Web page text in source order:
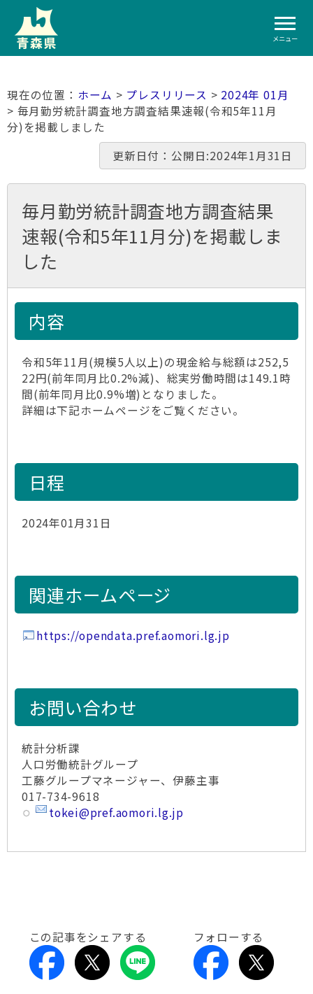
メニュー
ホーム > プレスリリース > 2024年 01月
> 毎月勤労統計調査地方調査結果速報(令和5年11月
分)を掲載しました
更新日付：公開日:2024年1月31日
毎月勤労統計調査地方調査結果
速報(令和5年11月分)を掲載しま
した
内容
令和5年11月(規模5人以上)の現金給与総額は252,5
22円(前年同月比0.2%減)、総実労働時間は149.1時
間(前年同月比0.9%増)となりました。
詳細は下記ホームページをご覧ください。
日程
2024年01月31日
関連ホームページ
https://opendata.pref.aomori.lg.jp
お問い合わせ
統計分析課
人口労働統計グループ
工藤グループマネージャー、伊藤主事
017-734-9618
tokei@pref.aomori.lg.jp
この記事をシェアする フォローする